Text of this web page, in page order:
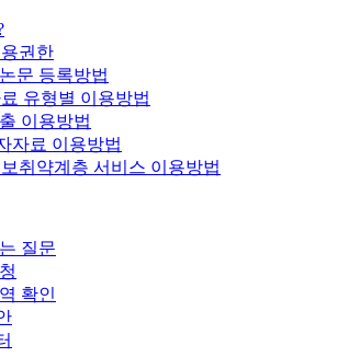
권한
문 등록방법
유형별 이용방법
이용방법
자료 이용방법
취약계층 서비스 이용방법
질문
확인